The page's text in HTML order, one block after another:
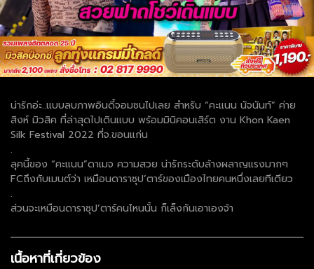
น่ารักอ่ะ..แบบลบภาพอินดี้จอมซนไปเลย สำหรับ “คะแนน นัจนันท์” ค่าย
สิงห์ มิวสิค ที่ล่าสุดไปเดินแบบ พร้อมมินิคอนเสิร์ต งาน Khon Kaen
Silk Festival 2022 ที่จ.ขอนแก่น
.
ลุคนี้ของ “คะแนน”ดาเมจ ความสวย น่ารักระดับล้างผลาญแรงมากๆ
FCถึงกับเมนต์ว่า เหมือนดาราซุป’ตาร์ของเมืองไทยคนหนึ่งเลยทีเดียว
.
ส่วนจะเหมือนดาราซุป’ตาร์คนไหนนั้น ก็เล็งกันเอาเองจ้า
เนื้อหาที่เกี่ยวข้อง